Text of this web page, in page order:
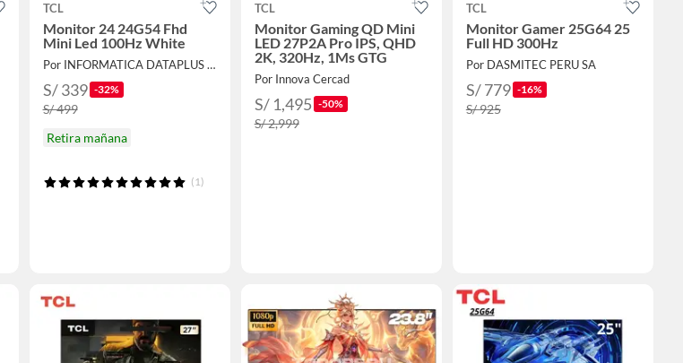
TCL
Monitor 24 24G54 Fhd
Mini Led 100Hz White
Por INFORMATICA DATAPLUS SAC
S/ 339 -32%
S/ 499
Retira mañana
(1)
TCL
Monitor Gaming QD Mini
LED 27P2A Pro IPS, QHD
2K, 320Hz, 1Ms GTG
Por Innova Cercad
S/ 1,495 -50%
S/ 2,999
TCL
Monitor Gamer 25G64 25
Full HD 300Hz
Por DASMITEC PERU SA
S/ 779 -16%
S/ 925